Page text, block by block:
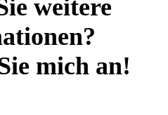
weitere
mich an!